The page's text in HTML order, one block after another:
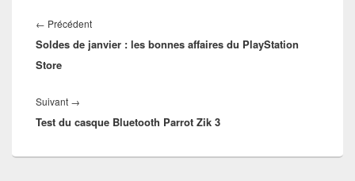
de
l’article
← PrécédentArticle
précédent :
Soldes de janvier : les bonnes affaires du PlayStation
Store
Suivant →
suivant :
Test du casque Bluetooth Parrot Zik 3